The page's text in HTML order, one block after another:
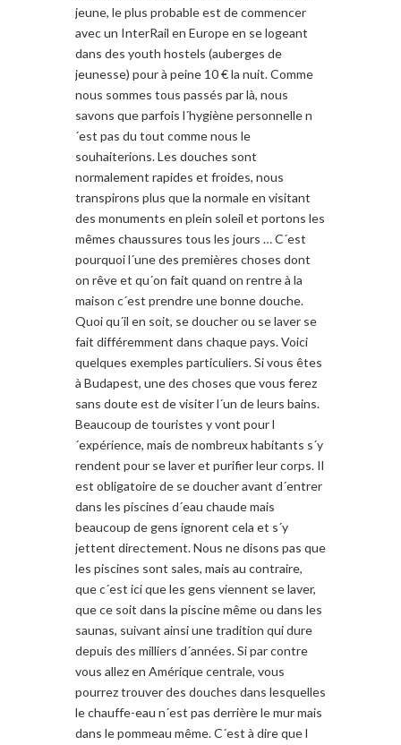
jeune, le plus probable est de commencer
avec un InterRail en Europe en se logeant
dans des youth hostels (auberges de
jeunesse) pour à peine 10 € la nuit. Comme
nous sommes tous passés par là, nous
savons que parfois l´hygiène personnelle n
´est pas du tout comme nous le
souhaiterions. Les douches sont
normalement rapides et froides, nous
transpirons plus que la normale en visitant
des monuments en plein soleil et portons les
mêmes chaussures tous les jours … C´est
pourquoi l´une des premières choses dont
on rêve et qu´on fait quand on rentre à la
maison c´est prendre une bonne douche.
Quoi qu´il en soit, se doucher ou se laver se
fait différemment dans chaque pays. Voici
quelques exemples particuliers. Si vous êtes
à Budapest, une des choses que vous ferez
sans doute est de visiter l´un de leurs bains.
Beaucoup de touristes y vont pour l
´expérience, mais de nombreux habitants s´y
rendent pour se laver et purifier leur corps. Il
est obligatoire de se doucher avant d´entrer
dans les piscines d´eau chaude mais
beaucoup de gens ignorent cela et s´y
jettent directement. Nous ne disons pas que
les piscines sont sales, mais au contraire,
que c´est ici que les gens viennent se laver,
que ce soit dans la piscine même ou dans les
saunas, suivant ainsi une tradition qui dure
depuis des milliers d´années. Si par contre
vous allez en Amérique centrale, vous
pourrez trouver des douches dans lesquelles
le chauffe-eau n´est pas derrière le mur mais
dans le pommeau même. C´est à dire que l